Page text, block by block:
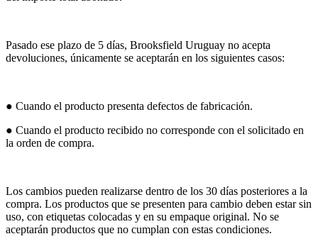
Pasado ese plazo de 5 días, Brooksfield Uruguay no acepta
devoluciones, únicamente se aceptarán en los siguientes casos:
● Cuando el producto presenta defectos de fabricación.
● Cuando el producto recibido no corresponde con el solicitado en
la orden de compra.
Los cambios pueden realizarse dentro de los 30 días posteriores a la
compra. Los productos que se presenten para cambio deben estar sin
uso, con etiquetas colocadas y en su empaque original. No se
aceptarán productos que no cumplan con estas condiciones.